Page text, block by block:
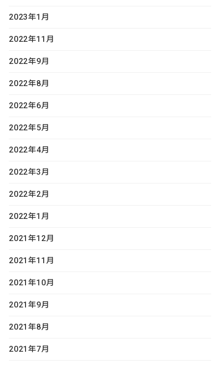
2023年1月
2022年11月
2022年9月
2022年8月
2022年6月
2022年5月
2022年4月
2022年3月
2022年2月
2022年1月
2021年12月
2021年11月
2021年10月
2021年9月
2021年8月
2021年7月